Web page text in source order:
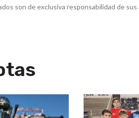
son de exclusiva responsabilidad de